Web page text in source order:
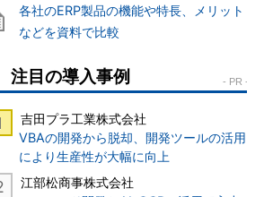
各社のERP製品の機能や特長、メリット
などを資料で比較